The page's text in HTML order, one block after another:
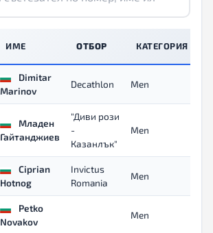
ИМЕ ОТБОР КАТЕГОРИЯ
Dimitar
Marinov
Decathlon Men
Младен
Гайтанджиев
"Диви рози
-
Казанлък"
Men
Ciprian
Hotnog
Invictus
Romania
Men
Petko
Novakov
Men